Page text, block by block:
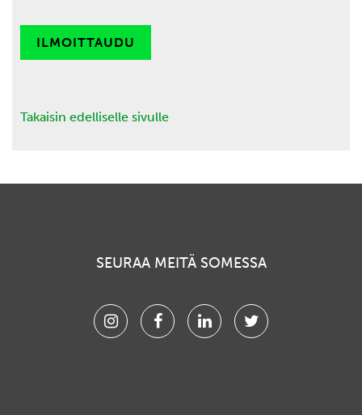
ILMOITTAUDU
Takaisin edelliselle sivulle
SEURAA MEITÄ SOMESSA
InstagramFacebookLinkedinTwitter